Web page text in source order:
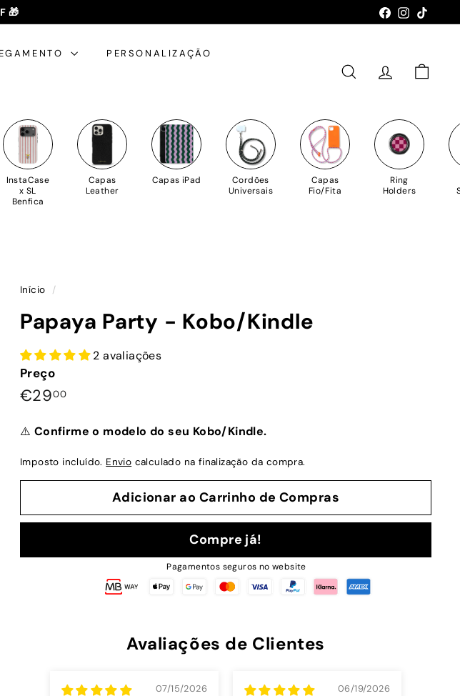
| +50€ 🇪🇺
🎁 Facebook
Instagram
PERSONALIZAÇÃO
PESQUISAR
CONTA
InstaCase
x SL
Benfica
Capas
Leather
Capas iPad
Cordões
Universais
Capas
Fio/Fita
Ring
Holders
Início /
Papaya Party - Kobo/Kindle
2 avaliações
Preço
Preço
€2900€29,00
⚠️ Confirme o modelo do seu Kobo/Kindle.
Imposto incluído. Envio calculado na finalização da compra.
Adicionar ao Carrinho de Compras
Compre já!
Pagamentos seguros no website
Avaliações de Clientes
07/15/2026 06/19/2026